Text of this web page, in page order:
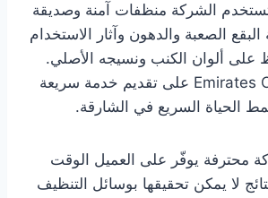
الشركة منظفات آمنة وصديقة
البقع الصعبة والدهون وآثار الاستخدام
على ألوان الكنب ونسيجه الأصلي.
كما تحرص Emirates Clean على تقديم خدمة سريعة
الحياة السريع في الشارقة.
محترفة يوفّر على العميل الوقت
لا يمكن تحقيقها بوسائل التنظيف